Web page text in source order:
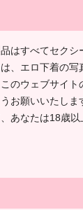
はすべてセクシ
、エロ下着の写
のウェブサイト
お願いいたしま
あなたは18歳